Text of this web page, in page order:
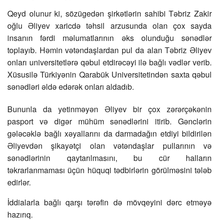
Qeyd olunur ki, sözügedən şirkətlərin sahibi Təbriz Zakir
oğlu Əliyev xaricdə təhsil arzusunda olan çox sayda
insanın fərdi məlumatlarının əks olunduğu sənədlər
toplayıb. Həmin vətəndaşlardan pul da alan Təbriz Əliyev
onları universitetlərə qəbul etdirəcəyi ilə bağlı vədlər verib.
Xüsusilə Türkiyənin Qarabük Universitetindən saxta qəbul
sənədləri əldə edərək onları aldadıb.
Bununla da yetinməyən Əliyev bir çox zərərçəkənin
pasport və digər mühüm sənədlərini itirib. Gənclərin
gələcəklə bağlı xəyallarını da darmadağın etdiyi bildirilən
Əliyevdən şikayətçi olan vətəndaşlar pullarının və
sənədlərinin qaytarılmasını, bu cür halların
təkrarlanmaması üçün hüquqi tədbirlərin görülməsini tələb
edirlər.
İddialarla bağlı qarşı tərəfin də mövqeyini dərc etməyə
hazırıq.